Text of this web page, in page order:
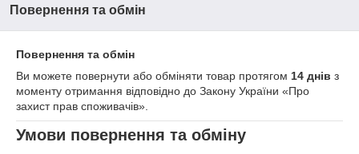
Повернення та обмін
Повернення та обмін
Ви можете повернути або обміняти товар протягом 14 днів з
моменту отримання відповідно до Закону України «Про
захист прав споживачів».
Умови повернення та обміну